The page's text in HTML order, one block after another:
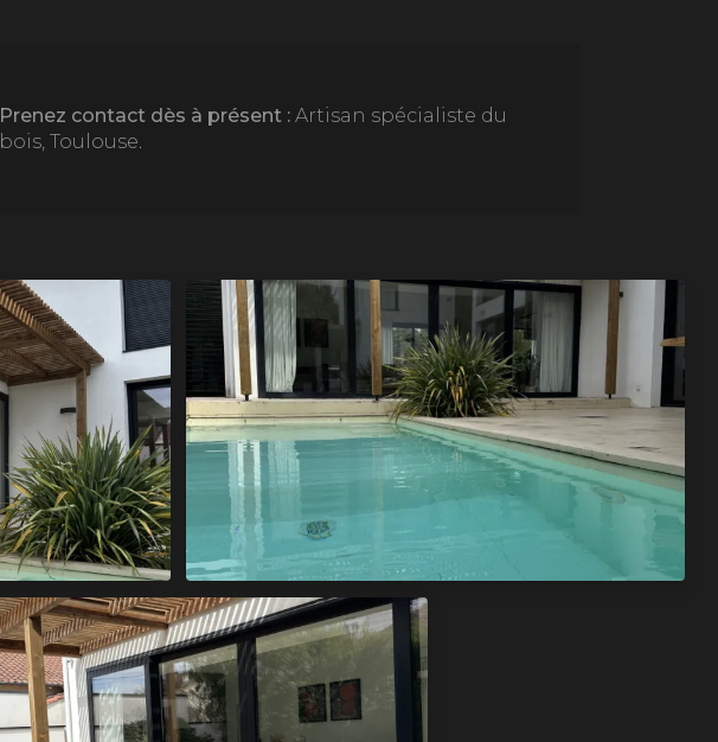
Prenez contact dès à présent : Artisan spécialiste du
bois, Toulouse.